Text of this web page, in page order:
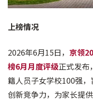
上榜情况
2026年6月15日， 京领
榜6月月度评级正式发布
籍人员子女学校100强
创新竞争力，为家长提